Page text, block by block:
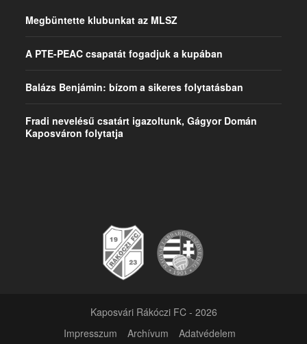
Megbüntette klubunkat az MLSZ
A PTE-PEAC csapatát fogadjuk a kupában
Balázs Benjámin: bízom a sikeres folytatásban
Fradi nevelésű csatárt igazoltunk, Gágyor Domán
Kaposváron folytatja
Kaposvári Rákóczi FC - 2026
Impresszum
Archívum
Adatvédelem